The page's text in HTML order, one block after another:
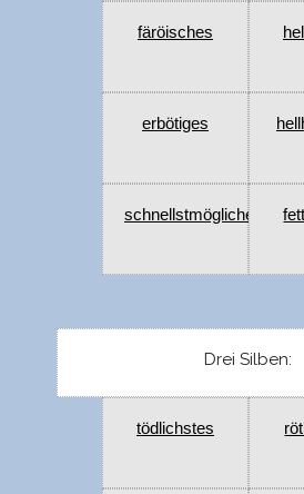
färöisches
erbötiges
schnellstmögliche
Drei Silben:
tödlichstes